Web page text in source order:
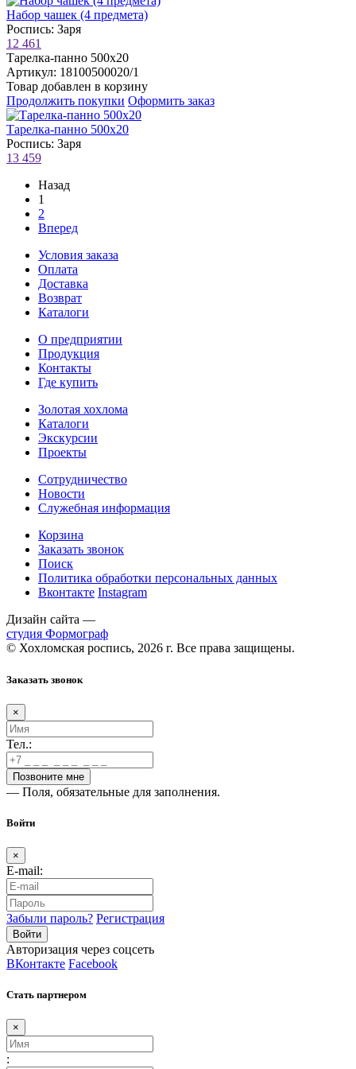
Набор чашек (4 предмета)
Роспись: Заря
12 461
Тарелка-панно 500х20
Артикул: 18100500020/1
Товар добавлен в корзину
Продолжить покупки Оформить заказ
Тарелка-панно 500х20
Роспись: Заря
13 459
Назад
1
2
Вперед
Условия заказа
Оплата
Доставка
Возврат
Каталоги
О предприятии
Продукция
Контакты
Где купить
Золотая хохлома
Каталоги
Экскурсии
Проекты
Сотрудничество
Новости
Служебная информация
Корзина
Заказать звонок
Поиск
Политика обработки персональных данных
Вконтакте Instagram
Дизайн сайта —
студия Формограф
© Хохломская роспись, 2026 г. Все права защищены.
Заказать звонок
×
Тел.:
— Поля, обязательные для заполнения.
Войти
×
E-mail:
Забыли пароль? Регистрация
Авторизация через соцсеть
ВКонтакте Facebook
Стать партнером
×
: